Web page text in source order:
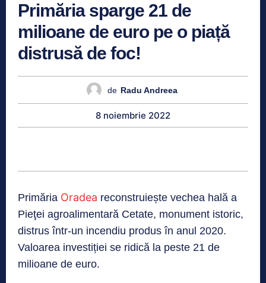
Primăria sparge 21 de
milioane de euro pe o piață
distrusă de foc!
de Radu Andreea
8 noiembrie 2022
Primăria Oradea reconstruiește vechea hală a
Pieţei agroalimentară Cetate, monument istoric,
distrus într-un incendiu produs în anul 2020.
Valoarea investiției se ridică la peste 21 de
milioane de euro.